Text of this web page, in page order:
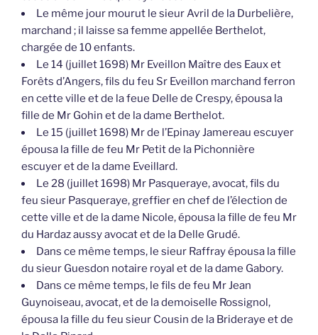
marchand ; il laisse sa femme appellée Berthelot,
chargée de 10 enfants.
Le 14 (juillet 1698) Mr Eveillon Maître des Eaux et
Forêts d’Angers, fils du feu Sr Eveillon marchand ferron
en cette ville et de la feue Delle de Crespy, épousa la
fille de Mr Gohin et de la dame Berthelot.
Le 15 (juillet 1698) Mr de l’Epinay Jamereau escuyer
épousa la fille de feu Mr Petit de la Pichonnière
escuyer et de la dame Eveillard.
Le 28 (juillet 1698) Mr Pasqueraye, avocat, fils du
feu sieur Pasqueraye, greffier en chef de l’élection de
cette ville et de la dame Nicole, épousa la fille de feu Mr
du Hardaz aussy avocat et de la Delle Grudé.
Dans ce même temps, le sieur Raffray épousa la fille
du sieur Guesdon notaire royal et de la dame Gabory.
Dans ce même temps, le fils de feu Mr Jean
Guynoiseau, avocat, et de la demoiselle Rossignol,
épousa la fille du feu sieur Cousin de la Brideraye et de
la Delle Pinard.
Dans ce même temps, mourut le Sr Ragot